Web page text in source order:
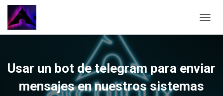
Usar un bot de telegram para enviar
mensajes en nuestros sistemas